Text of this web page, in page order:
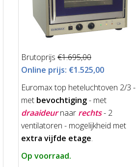
Brutoprijs €1.695,00
Online prijs: €1.525,00
Euromax top heteluchtoven 2/3 -
metbevochtiging- met
draaideurnaarrechts- 2
ventilatoren - mogelijkheid met
extra vijfde etage.
Op voorraad.